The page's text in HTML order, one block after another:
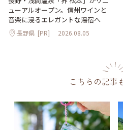
ューアルオープン。信州ワインと
音楽に浸るエレガントな湯宿へ
長野県 [PR] 2026.08.05
こちらの記事